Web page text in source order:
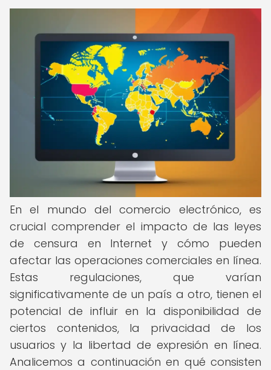
En el mundo del comercio electrónico, es
crucial comprender el impacto de las leyes
de censura en Internet y cómo pueden
afectar las operaciones comerciales en línea.
Estas regulaciones, que varían
significativamente de un país a otro, tienen el
potencial de influir en la disponibilidad de
ciertos contenidos, la privacidad de los
usuarios y la libertad de expresión en línea.
Analicemos a continuación en qué consisten